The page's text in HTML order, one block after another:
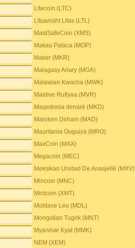
Litecoin (LTC)
Lituanisht Litas (LTL)
MaidSafeCoin (XMS)
Makau Pataca (MOP)
Maker (MKR)
Malagasy Ariary (MGA)
Malawian Kwacha (MWK)
Maldive Rufiyaa (MVR)
Maqedonia denarë (MKD)
Maroken Dirham (MAD)
Mauritania Ouguiya (MRO)
MaxCoin (MAX)
Megacoin (MEC)
Meksikan Unidad De Anasjellë (MXV)
Mincoin (MNC)
Mintcoin (XMT)
Moldave Leu (MDL)
Mongolian Tugrik (MNT)
Myanmar Kyat (MMK)
NEM (XEM)